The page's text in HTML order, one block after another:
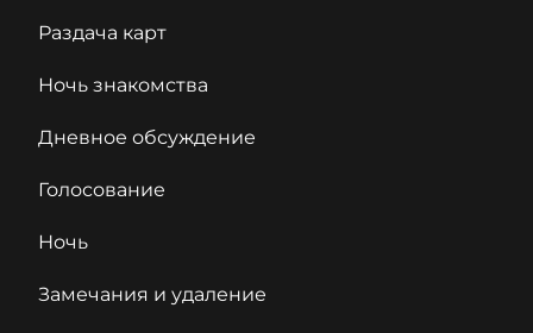
Раздача карт
Ночь знакомства
Дневное обсуждение
Голосование
Ночь
Замечания и удаление